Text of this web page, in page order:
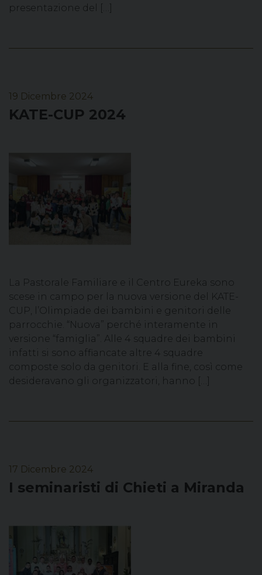
presentazione del […]
19 Dicembre 2024
KATE-CUP 2024
La Pastorale Familiare e il Centro Eureka sono
scese in campo per la nuova versione del KATE-
CUP, l’Olimpiade dei bambini e genitori delle
parrocchie. “Nuova” perché interamente in
versione “famiglia”. Alle 4 squadre dei bambini
infatti si sono affiancate altre 4 squadre
composte solo da genitori. E alla fine, così come
desideravano gli organizzatori, hanno […]
17 Dicembre 2024
I seminaristi di Chieti a Miranda